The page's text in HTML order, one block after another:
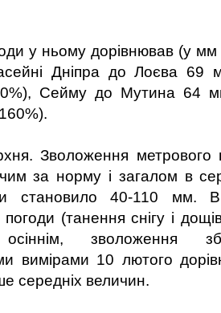
у ньому дорівнював (у мм
Дніпра до Лоєва
Сейму до Мутина 64
Зволоження
за норму і загалом в
становило 40-110 мм.
(танення снігу і
зволоження
вимірами 10 лютого
середніх величин.